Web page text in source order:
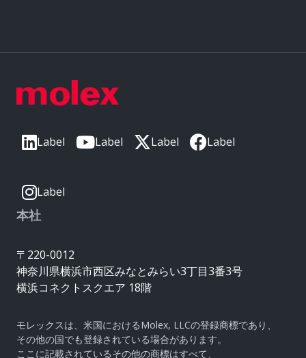
Label Label Label Label
Label
本社
〒220-0012
神奈川県横浜市西区みなとみらい3丁目3番3号
横浜コネクトスクエア 18階
モレックスは、米国におけるMolex, LLCの登録商標であり、
その他の国でも登録されている場合があります。
ここに記載されているその他の商標はすべて、